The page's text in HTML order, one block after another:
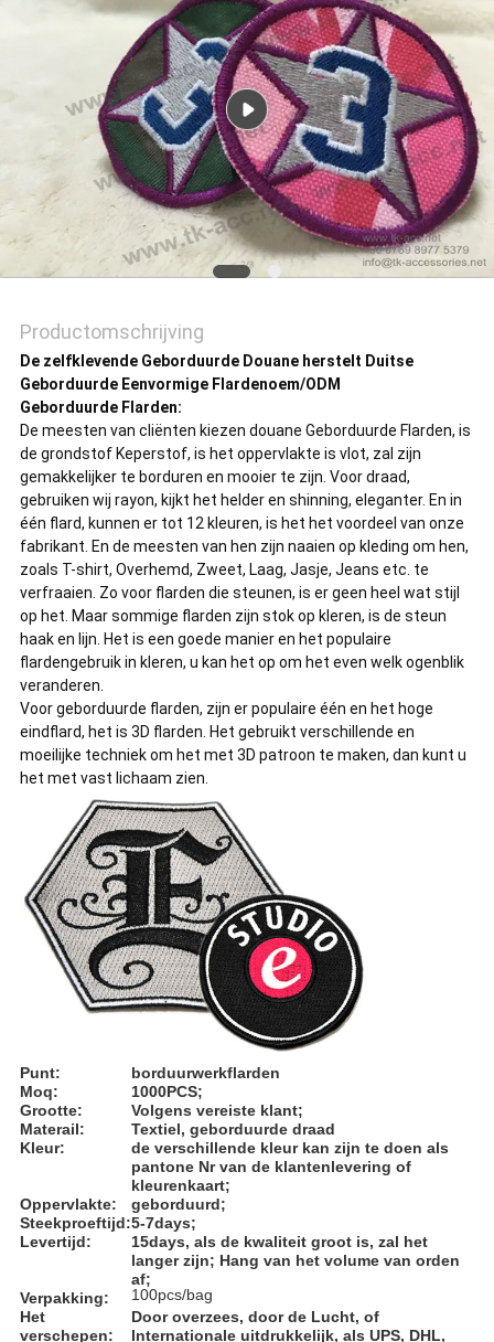
Productomschrijving
De zelfklevende Geborduurde Douane herstelt Duitse
Geborduurde Eenvormige Flardenoem/ODM
Geborduurde Flarden:
De meesten van cliënten kiezen douane Geborduurde Flarden, is
de grondstof Keperstof, is het oppervlakte is vlot, zal zijn
gemakkelijker te borduren en mooier te zijn. Voor draad,
gebruiken wij rayon, kijkt het helder en shinning, eleganter. En in
één flard, kunnen er tot 12 kleuren, is het het voordeel van onze
fabrikant. En de meesten van hen zijn naaien op kleding om hen,
zoals T-shirt, Overhemd, Zweet, Laag, Jasje, Jeans etc. te
verfraaien. Zo voor flarden die steunen, is er geen heel wat stijl
op het. Maar sommige flarden zijn stok op kleren, is de steun
haak en lijn. Het is een goede manier en het populaire
flardengebruik in kleren, u kan het op om het even welk ogenblik
veranderen.
Voor geborduurde flarden, zijn er populaire één en het hoge
eindflard, het is 3D flarden. Het gebruikt verschillende en
moeilijke techniek om het met 3D patroon te maken, dan kunt u
het met vast lichaam zien.
Punt:
borduurwerkflarden
Moq:
1000PCS;
Grootte:
Volgens vereiste klant;
Materail:
Textiel, geborduurde draad
Kleur:
de verschillende kleur kan zijn te doen als
pantone Nr van de klantenlevering of
kleurenkaart;
Oppervlakte:
geborduurd;
Steekproeftijd:5-7days;
Levertijd:
15days, als de kwaliteit groot is, zal het
langer zijn; Hang van het volume van orden
af;
Verpakking:
100pcs/bag
Het
verschepen:
Door overzees, door de Lucht, of
Internationale uitdrukkelijk, als UPS, DHL,